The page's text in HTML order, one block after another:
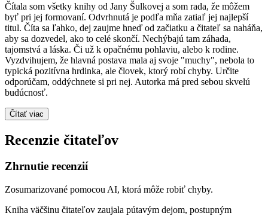
Čítala som všetky knihy od Jany Šulkovej a som rada, že môžem
byť pri jej formovaní. Odvrhnutá je podľa mňa zatiaľ jej najlepší
titul. Číta sa ľahko, dej zaujme hneď od začiatku a čitateľ sa naháňa,
aby sa dozvedel, ako to celé skončí. Nechýbajú tam záhada,
tajomstvá a láska. Či už k opačnému pohlaviu, alebo k rodine.
Vyzdvihujem, že hlavná postava mala aj svoje "muchy", nebola to
typická pozitívna hrdinka, ale človek, ktorý robí chyby. Určite
odporúčam, oddýchnete si pri nej. Autorka má pred sebou skvelú
budúcnosť.
Čítať viac
Recenzie čitateľov
Zhrnutie recenzií
Zosumarizované pomocou AI, ktorá môže robiť chyby.
Kniha väčšinu čitateľov zaujala pútavým dejom, postupným